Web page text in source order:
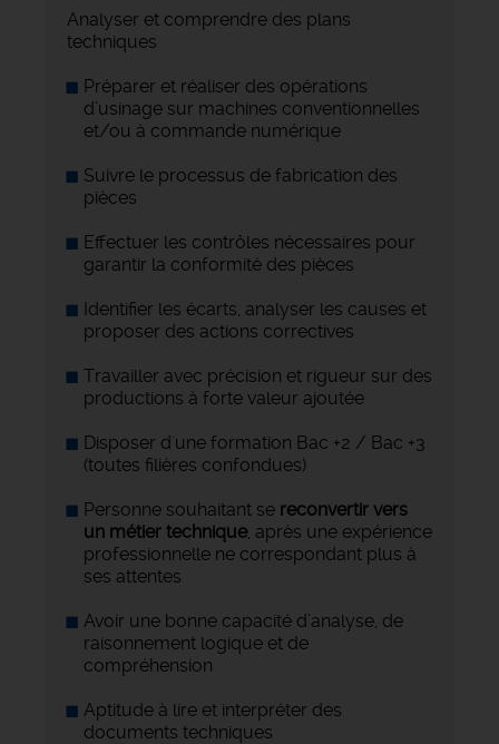
Analyser et comprendre des plans
techniques
Préparer et réaliser des opérations
d’usinage sur machines conventionnelles
et/ou à commande numérique
Suivre le processus de fabrication des
pièces
Effectuer les contrôles nécessaires pour
garantir la conformité des pièces
Identifier les écarts, analyser les causes et
proposer des actions correctives
Travailler avec précision et rigueur sur des
productions à forte valeur ajoutée
Disposer d'une formation Bac +2 / Bac +3
(toutes filières confondues)
Personne souhaitant se reconvertir vers
un métier technique, après une expérience
professionnelle ne correspondant plus à
ses attentes
Avoir une bonne capacité d’analyse, de
raisonnement logique et de
compréhension
Aptitude à lire et interpréter des
documents techniques